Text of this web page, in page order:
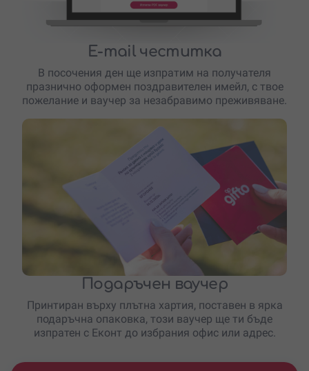
E-mail честитка
В посочения ден ще изпратим на получателя
празнично оформен поздравителен имейл, с твое
пожелание и ваучер за незабравимо преживяване.
Подаръчен ваучер
Принтиран върху плътна хартия, поставен в ярка
подаръчна опаковка, този ваучер ще ти бъде
изпратен с Еконт до избрания офис или адрес.